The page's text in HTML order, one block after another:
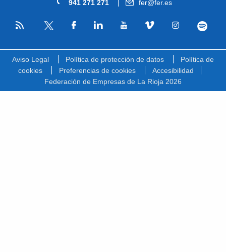
941 271 271 fer@fer.es
RSS
Aviso Legal Política de protección de datos
Política de
cookies
Preferencias de cookies
Accesibilidad
Federación de Empresas de La Rioja 2026